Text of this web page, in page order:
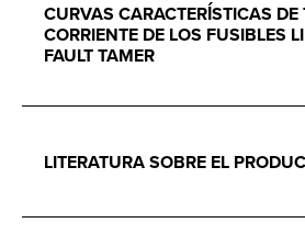
CURVAS CARACTERÍSTICAS DE
CORRIENTE DE LOS FUSIBLES
FAULT TAMER
LITERATURA SOBRE EL